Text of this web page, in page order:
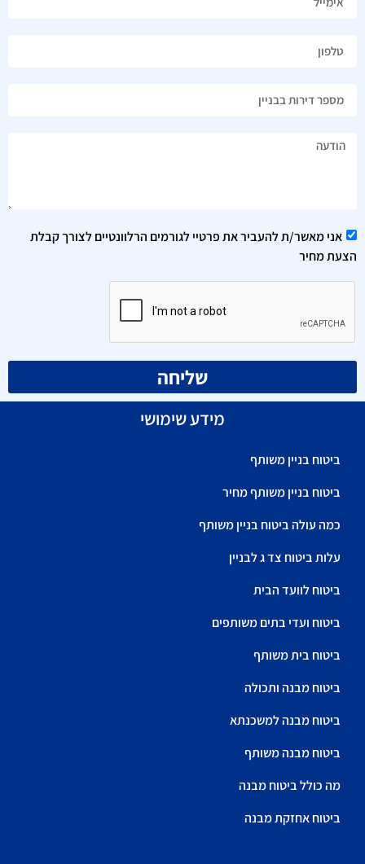
אני מאשר/ת להעביר את פרטיי לגורמים הרלוונטיים לצורך קבלת
הצעת מחיר
שליחה
מידע שימושי
ביטוח בניין משותף
ביטוח בניין משותף מחיר
כמה עולה ביטוח בניין משותף
עלות ביטוח צד ג לבניין
ביטוח לוועד הבית
ביטוח ועדי בתים משותפים
ביטוח בית משותף
ביטוח מבנה ותכולה
ביטוח מבנה למשכנתא
ביטוח מבנה משותף
מה כולל ביטוח מבנה
ביטוח אחזקת מבנה